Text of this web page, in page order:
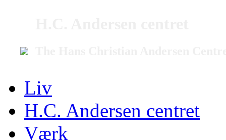
Liv
H.C. Andersen centret
Værk